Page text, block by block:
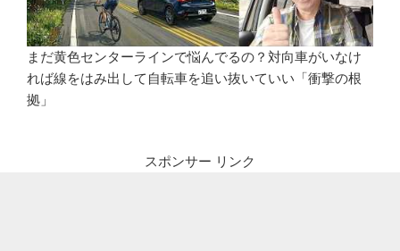
まだ黄色センターラインで悩んでるの？対向車がいなけ
れば線をはみ出して自転車を追い抜いていい「衝撃の根
拠」
スポンサー リンク